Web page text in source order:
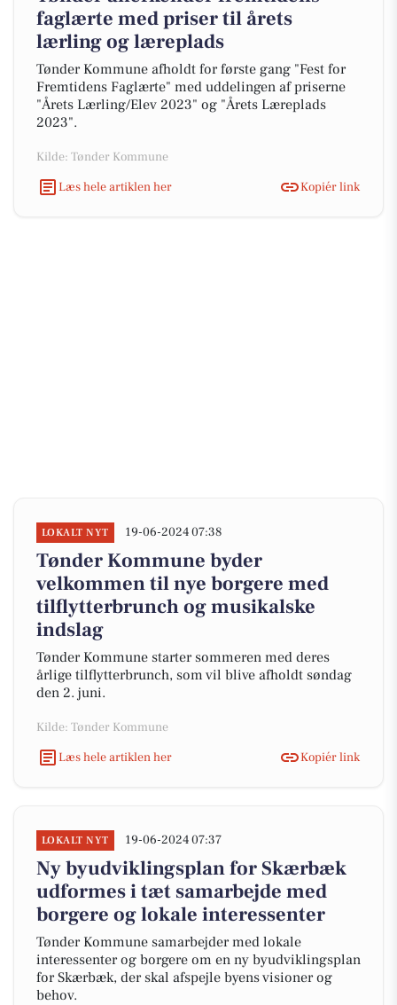
faglærte med priser til årets
lærling og læreplads
Tønder Kommune afholdt for første gang "Fest for
Fremtidens Faglærte" med uddelingen af priserne
"Årets Lærling/Elev 2023" og "Årets Læreplads
2023".
Kilde: Tønder Kommune
Læs hele artiklen her
Kopiér link
LOKALT NYT 19-06-2024 07:38
Tønder Kommune byder
velkommen til nye borgere med
tilflytterbrunch og musikalske
indslag
Tønder Kommune starter sommeren med deres
årlige tilflytterbrunch, som vil blive afholdt søndag
den 2. juni.
Kilde: Tønder Kommune
Læs hele artiklen her
Kopiér link
LOKALT NYT 19-06-2024 07:37
Ny byudviklingsplan for Skærbæk
udformes i tæt samarbejde med
borgere og lokale interessenter
Tønder Kommune samarbejder med lokale
interessenter og borgere om en ny byudviklingsplan
for Skærbæk, der skal afspejle byens visioner og
behov.